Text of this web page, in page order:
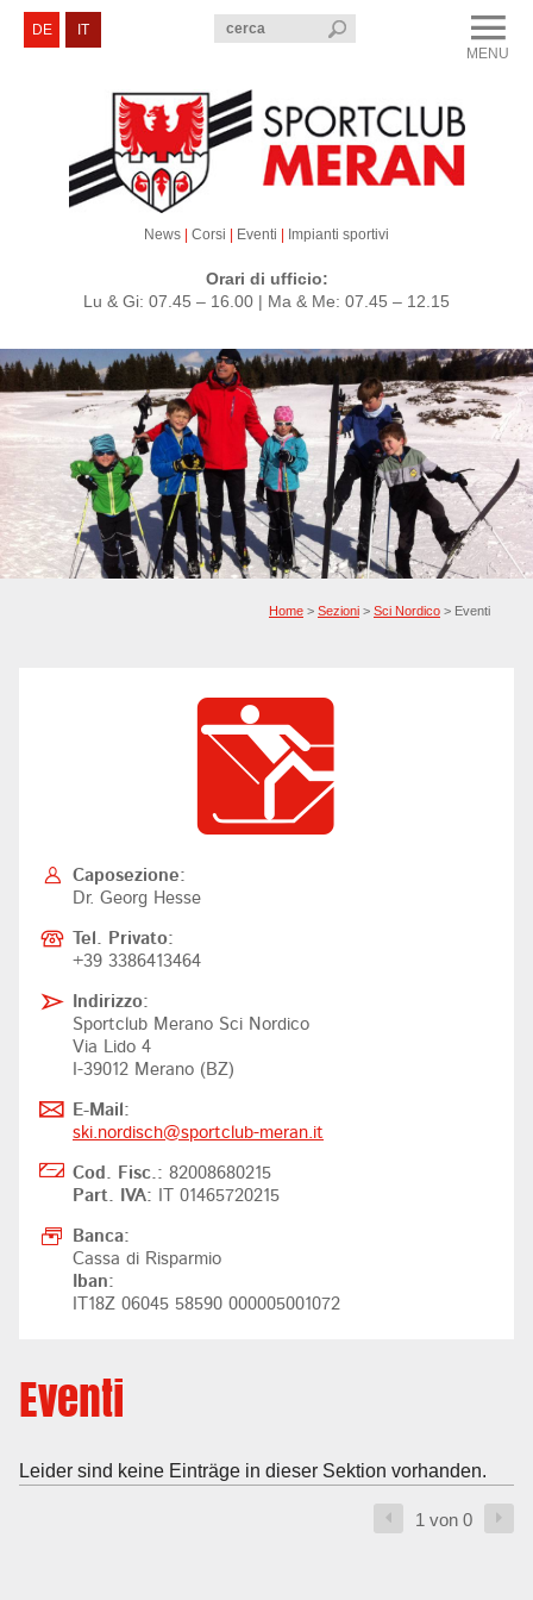
News | Corsi | Eventi | Impianti sportivi
Orari di ufficio:
Lu & Gi: 07.45 – 16.00 | Ma & Me: 07.45 – 12.15
DE
IT
MENU
menu CLOSE
Sportclub Merano
Corsi e Eventi
Servizi e Contatti
Home > Sezioni > Sci Nordico > Eventi
Caposezione:
Dr. Georg Hesse
Tel. Privato:
+39 3386413464
Indirizzo:
Sportclub Merano Sci Nordico
Via Lido 4
I-39012 Merano (BZ)
E-Mail:
ski.nordisch@sportclub-meran.it
Cod. Fisc.: 82008680215
Part. IVA:
IT 01465720215
Banca:
Cassa di Risparmio
Iban:
IT18Z 06045 58590 000005001072
Eventi
Leider sind keine Einträge in dieser Sektion vorhanden.
1 von 0